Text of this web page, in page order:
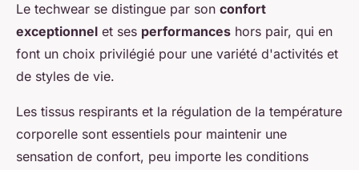
Le techwear se distingue par son confort
exceptionnel et ses performances hors pair, qui en
font un choix privilégié pour une variété d'activités et
de styles de vie.
Les tissus respirants et la régulation de la température
corporelle sont essentiels pour maintenir une
sensation de confort, peu importe les conditions